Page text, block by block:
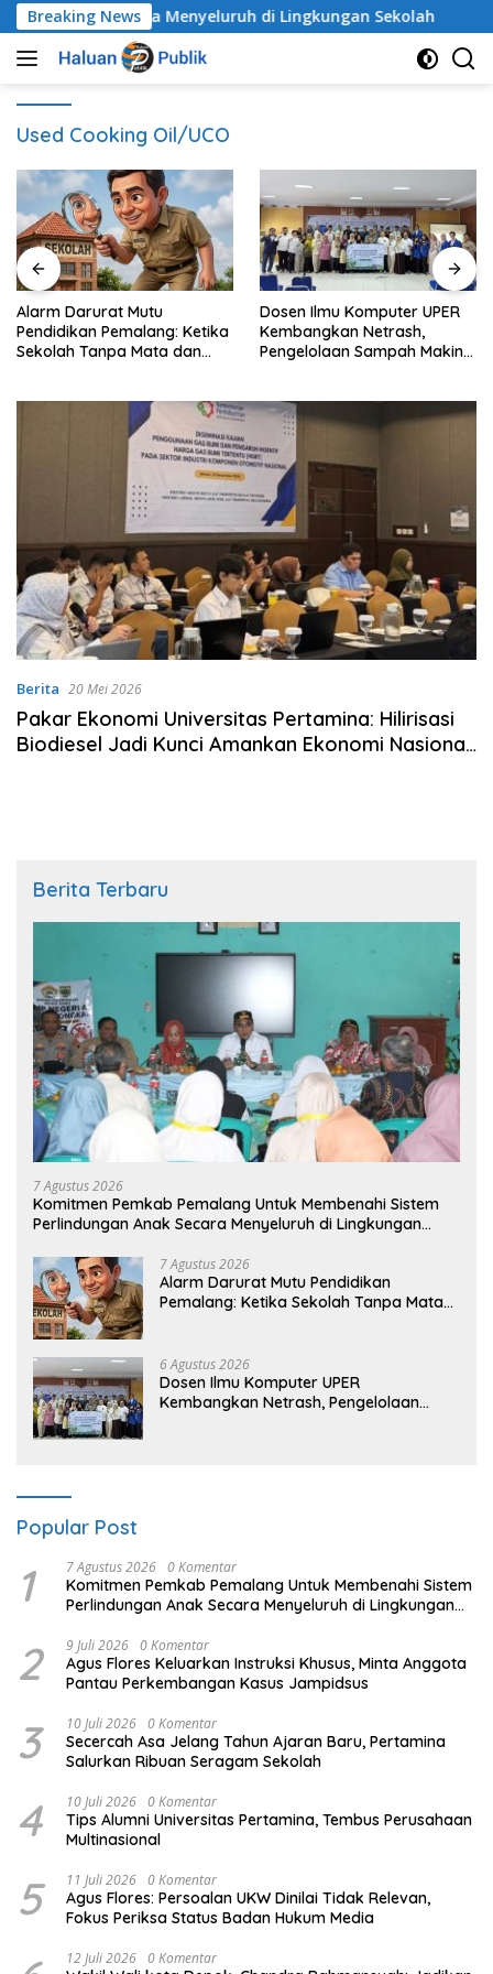
Langsung
ke
konten
Breaking News
Anak Secara Menyeluruh di Lingkungan Sekolah
Used Cooking Oil/UCO
Alarm Darurat Mutu
Pendidikan Pemalang: Ketika
Sekolah Tanpa Mata dan
Dosen Ilmu Komputer UPER
Kembangkan Netrash,
Pengelolaan Sampah Makin
Berita 20 Mei 2026
Pakar Ekonomi Universitas Pertamina: Hilirisasi
Biodiesel Jadi Kunci Amankan Ekonomi Nasional
Berita Terbaru
7 Agustus 2026
Komitmen Pemkab Pemalang Untuk Membenahi Sistem
Perlindungan Anak Secara Menyeluruh di Lingkungan
7 Agustus 2026
Alarm Darurat Mutu Pendidikan
Pemalang: Ketika Sekolah Tanpa Mata
6 Agustus 2026
Dosen Ilmu Komputer UPER
Kembangkan Netrash, Pengelolaan
Popular Post
1 7 Agustus 2026 0 Komentar
Komitmen Pemkab Pemalang Untuk Membenahi Sistem
Perlindungan Anak Secara Menyeluruh di Lingkungan
2 9 Juli 2026 0 Komentar
Agus Flores Keluarkan Instruksi Khusus, Minta Anggota
Pantau Perkembangan Kasus Jampidsus
3 10 Juli 2026 0 Komentar
Secercah Asa Jelang Tahun Ajaran Baru, Pertamina
Salurkan Ribuan Seragam Sekolah
4 10 Juli 2026 0 Komentar
Tips Alumni Universitas Pertamina, Tembus Perusahaan
Multinasional
5 11 Juli 2026 0 Komentar
Agus Flores: Persoalan UKW Dinilai Tidak Relevan,
Fokus Periksa Status Badan Hukum Media
12 Juli 2026 0 Komentar